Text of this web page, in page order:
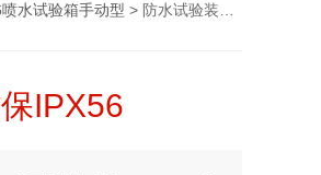
水试验箱手动型 > 防水试验装置2年质保IPX56
IPX56